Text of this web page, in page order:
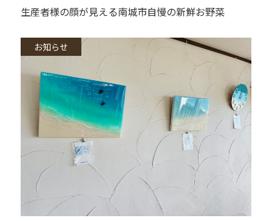
生産者様の顔が見える南城市自慢の新鮮お野菜
お知らせ